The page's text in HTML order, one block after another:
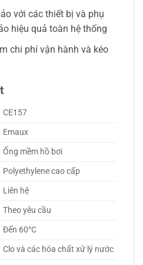
với các thiết bị và phụ
hiệu quả toàn hệ thống
chi phí vận hành và kéo
CE157
Emaux
Ống mềm hồ bơi
Polyethylene cao cấp
Liên hệ
Theo yêu cầu
Đến 60°C
Clo và các hóa chất xử lý nước